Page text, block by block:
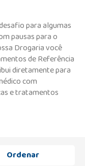
para algumas
pausas para o
Drogaria você
de Referência
diretamente para
com
e tratamentos